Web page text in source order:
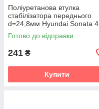
Поліуретанова втулка
стабілізатора переднього
d=24,8мм Hyundai Sonata 4
gen. (EF) Седан (1998-2004)
v19
Готово до відправки
241 ₴
Купити